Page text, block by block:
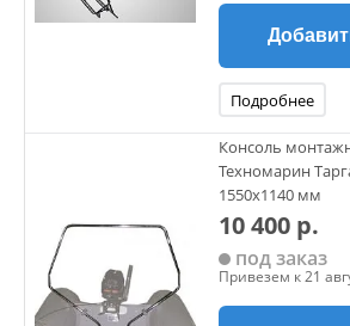
характеристики товара.
Подробнее
Консоль
Техномарин
1550х1140 мм
10 400 р.
под заказ
Привезем к 21